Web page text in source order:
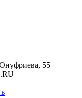
Онуфриева, 55